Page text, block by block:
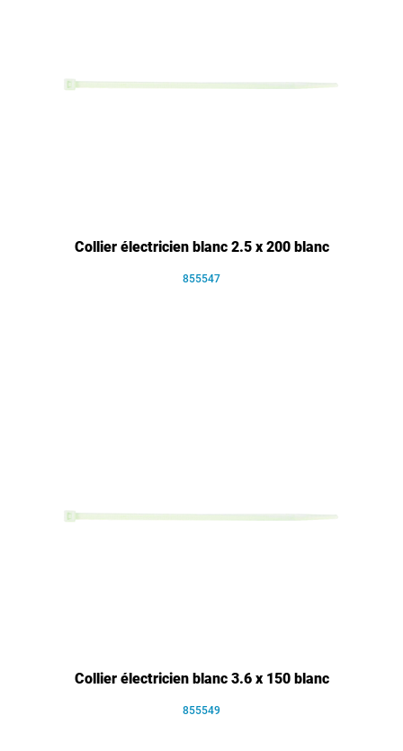
Collier électricien blanc 2.5 x 200 blanc
855547
Collier électricien blanc 3.6 x 150 blanc
855549